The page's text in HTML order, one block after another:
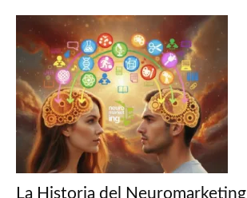
La Historia del Neuromarketing